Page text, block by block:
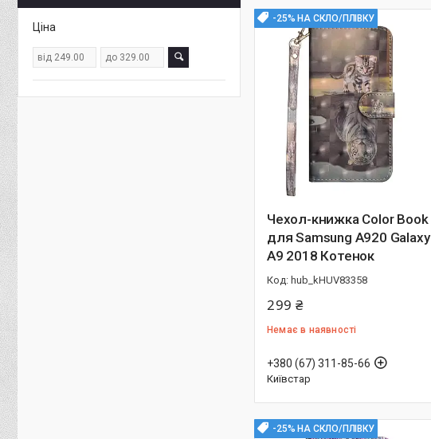
-25% НА СКЛО/ПЛІВКУ
Чехол-книжка Color Book
для Samsung A920 Galaxy
A9 2018 Котенок
hub_kHUV83358
299 ₴
Немає в наявності
+380 (67) 311-85-66
Київстар
-25% НА СКЛО/ПЛІВКУ
Ціна